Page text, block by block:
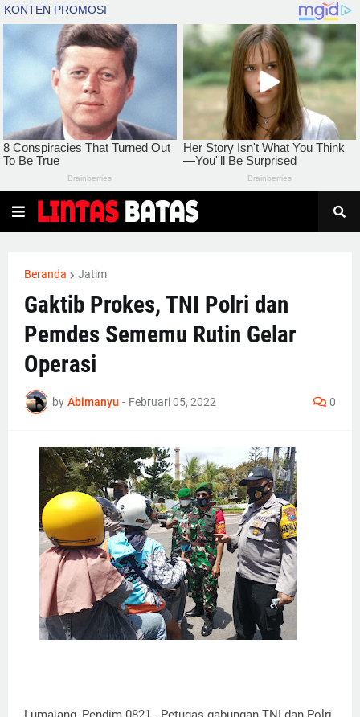
Beranda Jatim
Gaktib Prokes, TNI Polri dan
Pemdes Sememu Rutin Gelar
Operasi
by Abimanyu - Februari 05, 2022 0